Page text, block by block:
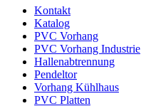
Kontakt
Katalog
PVC Vorhang
PVC Vorhang Industrie
Hallenabtrennung
Pendeltor
Vorhang Kühlhaus
PVC Platten